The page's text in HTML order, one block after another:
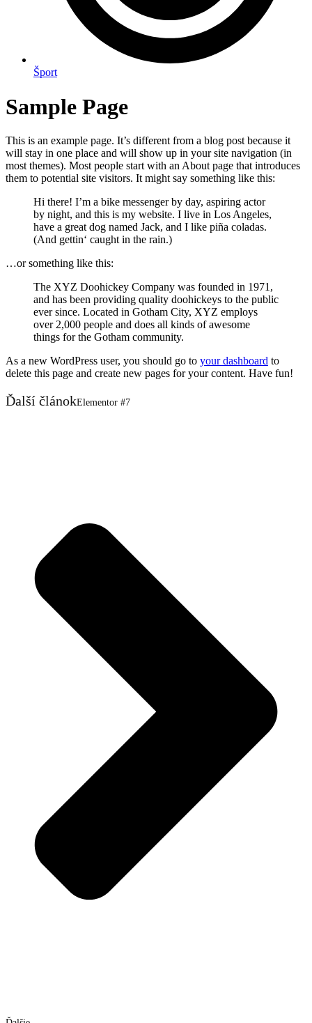
Šport
Sample Page
This is an example page. It’s different from a blog post because it
will stay in one place and will show up in your site navigation (in
most themes). Most people start with an About page that introduces
them to potential site visitors. It might say something like this:
Hi there! I’m a bike messenger by day, aspiring actor
by night, and this is my website. I live in Los Angeles,
have a great dog named Jack, and I like piña coladas.
(And gettin‘ caught in the rain.)
…or something like this:
The XYZ Doohickey Company was founded in 1971,
and has been providing quality doohickeys to the public
ever since. Located in Gotham City, XYZ employs
over 2,000 people and does all kinds of awesome
things for the Gotham community.
As a new WordPress user, you should go to your dashboard to
delete this page and create new pages for your content. Have fun!
Ďalší článokElementor #7